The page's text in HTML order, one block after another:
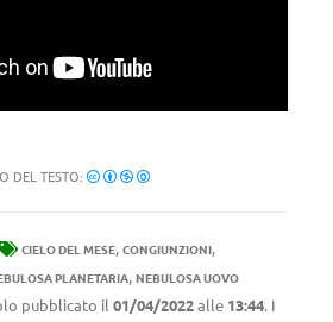
DEL TESTO:
CIELO DEL MESE, CONGIUNZIONI,
PLANETARIA, NEBULOSA UOVO
pubblicato il 01/04/2022alle 13:44. I